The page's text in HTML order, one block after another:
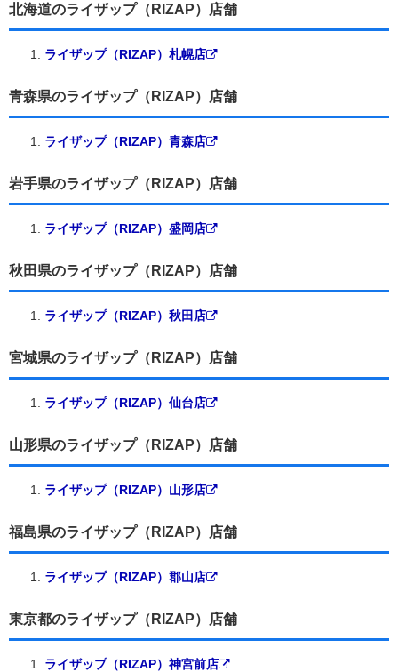
北海道のライザップ（RIZAP）店舗
ライザップ（RIZAP）札幌店
青森県のライザップ（RIZAP）店舗
ライザップ（RIZAP）青森店
岩手県のライザップ（RIZAP）店舗
ライザップ（RIZAP）盛岡店
秋田県のライザップ（RIZAP）店舗
ライザップ（RIZAP）秋田店
宮城県のライザップ（RIZAP）店舗
ライザップ（RIZAP）仙台店
山形県のライザップ（RIZAP）店舗
ライザップ（RIZAP）山形店
福島県のライザップ（RIZAP）店舗
ライザップ（RIZAP）郡山店
東京都のライザップ（RIZAP）店舗
ライザップ（RIZAP）神宮前店